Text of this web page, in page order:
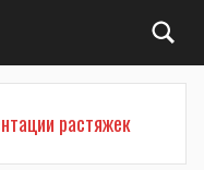
растяжек